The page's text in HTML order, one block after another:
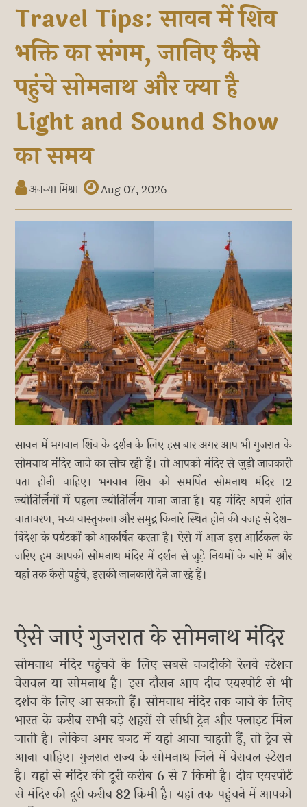
Travel Tips: सावन में शिव
भक्ति का संगम, जानिए कैसे
पहुंचे सोमनाथ और क्या है
Light and Sound Show
का समय
अनन्या मिश्रा Aug 07, 2026
सावन में भगवान शिव के दर्शन के लिए इस बार अगर आप भी गुजरात के
सोमनाथ मंदिर जाने का सोच रही हैं। तो आपको मंदिर से जुड़ी जानकारी
पता होनी चाहिए। भगवान शिव को समर्पित सोमनाथ मंदिर 12
ज्योतिर्लिंगों में पहला ज्योतिर्लिंग माना जाता है। यह मंदिर अपने शांत
वातावरण, भव्य वास्तुकला और समुद्र किनारे स्थित होने की वजह से देश-
विदेश के पर्यटकों को आकर्षित करता है। ऐसे में आज इस आर्टिकल के
जरिए हम आपको सोमनाथ मंदिर में दर्शन से जुड़े नियमों के बारे में और
यहां तक कैसे पहुंचे, इसकी जानकारी देने जा रहे हैं।
ऐसे जाएं गुजरात के सोमनाथ मंदिर
सोमनाथ मंदिर पहुंचने के लिए सबसे नजदीकी रेलवे स्टेशन
वेरावल या सोमनाथ है। इस दौरान आप दीव एयरपोर्ट से भी
दर्शन के लिए आ सकती हैं। सोमनाथ मंदिर तक जाने के लिए
भारत के करीब सभी बड़े शहरों से सीधी ट्रेन और फ्लाइट मिल
जाती है। लेकिन अगर बजट में यहां आना चाहती हैं, तो ट्रेन से
आना चाहिए। गुजरात राज्य के सोमनाथ जिले में वेरावल स्टेशन
है। यहां से मंदिर की दूरी करीब 6 से 7 किमी है। दीव एयरपोर्ट
से मंदिर की दूरी करीब 82 किमी है। यहां तक पहुंचने में आपको